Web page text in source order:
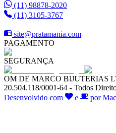
(11) 98878-2020
(11) 3105-3767
site@pratamania.com
PAGAMENTO
SEGURANÇA
OM DE MARCO BIJUTERIAS
20.504.118/0001-64 - Todos
Desenvolvido com
e por